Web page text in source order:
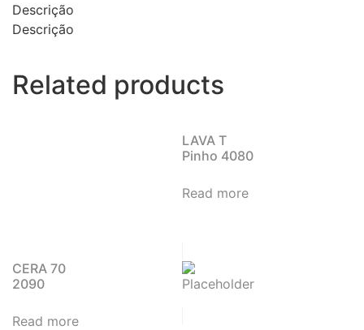
Descrição
Descrição
Related products
LAVA T
Pinho 4080
Read more
CERA 70
2090
Read more